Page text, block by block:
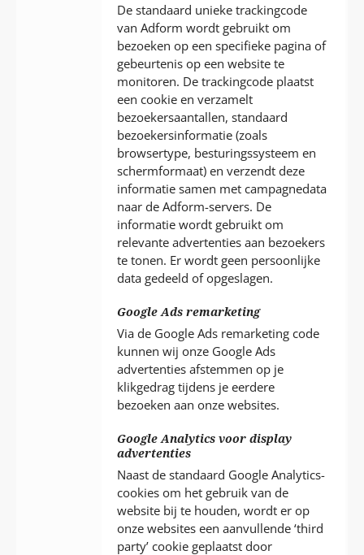
De standaard unieke trackingcode
van Adform wordt gebruikt om
bezoeken op een specifieke pagina of
gebeurtenis op een website te
monitoren. De trackingcode plaatst
een cookie en verzamelt
bezoekersaantallen, standaard
bezoekersinformatie (zoals
browsertype, besturingssysteem en
schermformaat) en verzendt deze
informatie samen met campagnedata
naar de Adform-servers. De
informatie wordt gebruikt om
relevante advertenties aan bezoekers
te tonen. Er wordt geen persoonlijke
data gedeeld of opgeslagen.
Google Ads remarketing
Via de Google Ads remarketing code
kunnen wij onze Google Ads
advertenties afstemmen op je
klikgedrag tijdens je eerdere
bezoeken aan onze websites.
Google Analytics voor display
advertenties
Naast de standaard Google Analytics-
cookies om het gebruik van de
website bij te houden, wordt er op
onze websites een aanvullende ‘third
party’ cookie geplaatst door